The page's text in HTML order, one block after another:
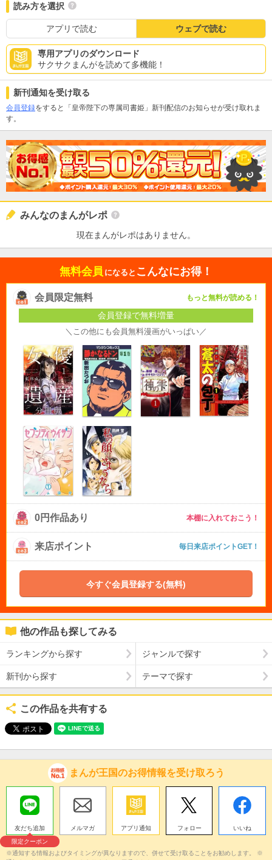
読み方を選択
アプリで読む ウェブで読む
専用アプリのダウンロード
サクサクまんがを読めて多機能！
新刊通知を受け取る
会員登録をすると「皇帝陛下の専属司書姫」新刊配信のお知らせが受け取れま
す。
みんなのまんがレポ
現在まんがレポはありません。
無料会員 になると こんなにお得！
会員限定無料 もっと無料が読める！
会員登録で無料増量
＼この他にも会員無料漫画がいっぱい／
0円作品あり 本棚に入れておこう！
来店ポイント 毎日来店ポイントGET！
今すぐ会員登録する(無料)
他の作品も探してみる
ランキングから探す ジャンルで探す
新刊から探す テーマで探す
この作品を共有する
まんが王国のお得情報を受け取ろう
友だち追加
限定クーポン
メルマガ アプリ通知 フォロー いいね
※通知する情報およびタイミングが異なりますので、併せて受け取ることをお勧めします。 ※